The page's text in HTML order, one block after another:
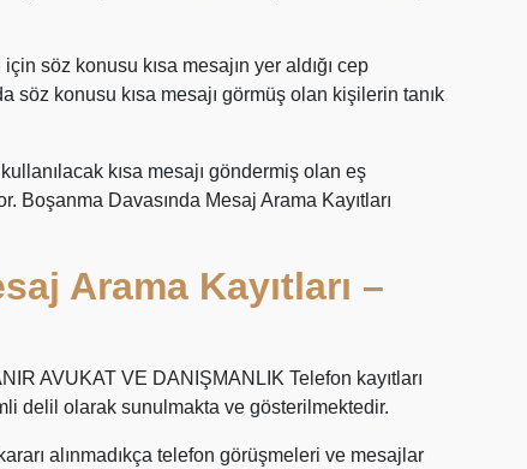
söz konusu kısa mesajın yer aldığı cep
konusu kısa mesajı görmüş olan kişilerin tanık
kısa mesajı göndermiş olan eş
Boşanma Davasında Mesaj Arama Kayıtları
Arama Kayıtları –
AVUKAT VE DANIŞMANLIK Telefon kayıtları
delil olarak sunulmakta ve gösterilmektedir.
alınmadıkça telefon görüşmeleri ve mesajlar